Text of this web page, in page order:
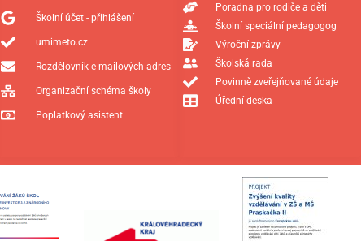
Školní účet - přihlášení
umimeto.cz
Rozdělovník e-mailových adres
Organizační schéma školy
Poplatkový asistent
Poradna pro rodiče a děti
Školní speciální pedagogog
Výroční zprávy
Školská rada
Povinně zveřejňované údaje
Úřední deska